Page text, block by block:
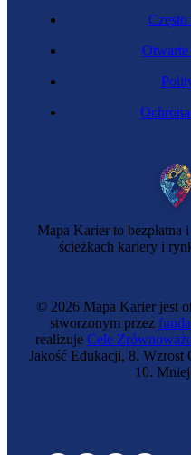
Mapa Karier to
ścieżkach kariery i
Często
Otwarte
© 2026 Mapa Karier jest
stworzonym przez
realizuje Cele
Jakość Edukacji, 8. Wzrost
10.